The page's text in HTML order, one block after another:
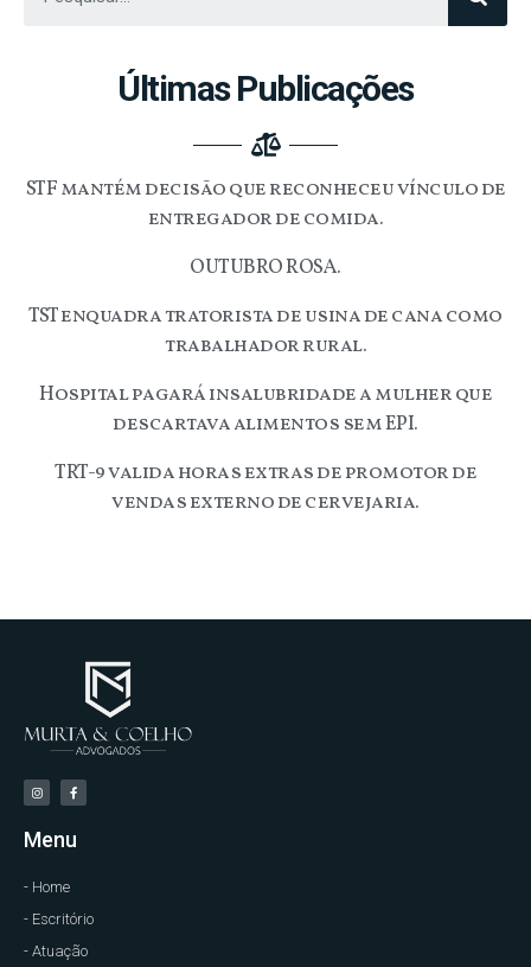
Últimas Publicações
STF mantém decisão que reconheceu vínculo de
entregador de comida.
OUTUBRO ROSA.
TST enquadra tratorista de usina de cana como
trabalhador rural.
Hospital pagará insalubridade a mulher que
descartava alimentos sem EPI.
TRT-9 valida horas extras de promotor de
vendas externo de cervejaria.
Menu
- Home
- Escritório
- Atuação